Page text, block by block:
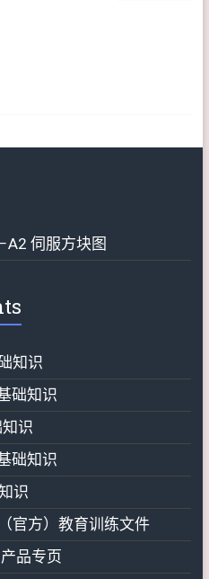
A2 伺服方块图
知识
础知识
识
础知识
识
官方）教育训练文件
品专页